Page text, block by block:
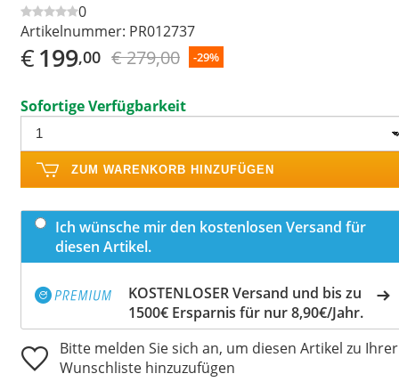
0
Artikelnummer: PR012737
€199,00 € 279,00 -29%
Sofortige Verfügbarkeit
ZUM WARENKORB HINZUFÜGEN
Ich wünsche mir den kostenlosen Versand für
diesen Artikel.
KOSTENLOSER Versand und bis zu
1500€ Ersparnis für nur 8,90€/Jahr.
Bitte melden Sie sich an, um diesen Artikel zu Ihrer
Wunschliste hinzuzufügen